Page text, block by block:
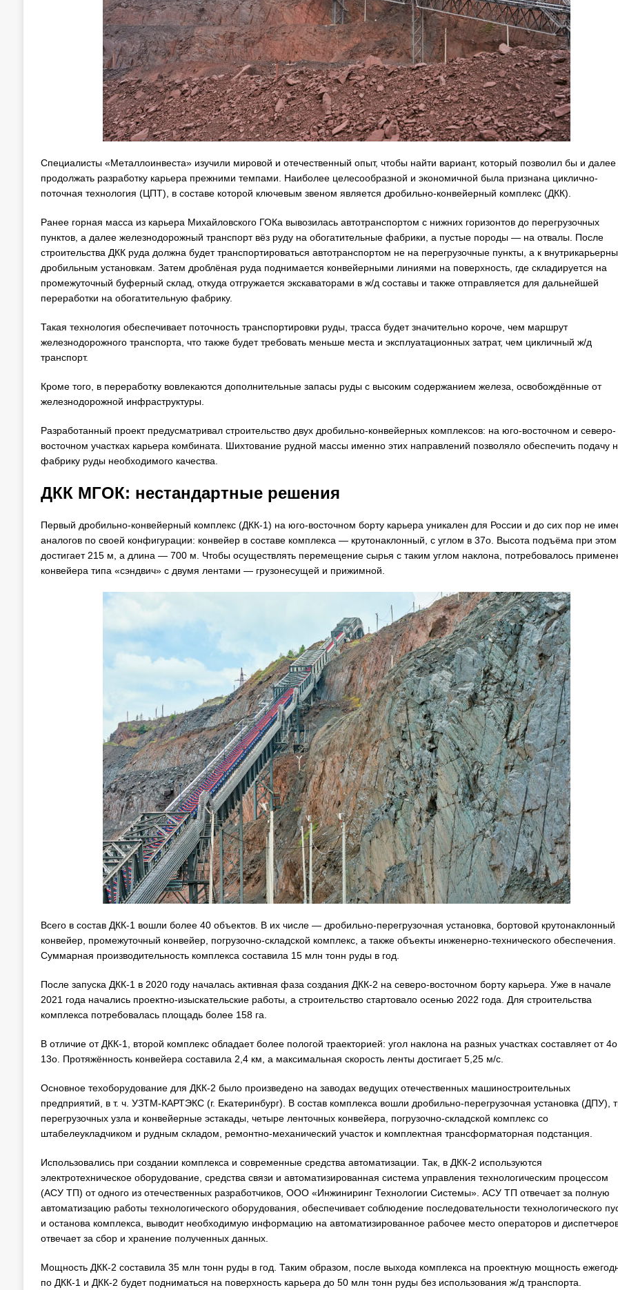
Специалисты «Металлоинвеста» изучили мировой и отечественный опыт, чтобы найти вариант, который позволил бы и далее
продолжать разработку карьера прежними темпами. Наиболее целесообразной и экономичной была признана циклично-
поточная технология (ЦПТ), в составе которой ключевым звеном является дробильно-конвейерный комплекс (ДКК).
Ранее горная масса из карьера Михайловского ГОКа вывозилась автотранспортом с нижних горизонтов до перегрузочных
пунктов, а далее железнодорожный транспорт вёз руду на обогатительные фабрики, а пустые породы — на отвалы. После
строительства ДКК руда должна будет транспортироваться автотранспортом не на перегрузочные пункты, а к
дробильным установкам. Затем дроблёная руда поднимается конвейерными линиями на поверхность, где складируется на
промежуточный буферный склад, откуда отгружается экскаваторами в ж/д составы и также отправляется для дальнейшей
переработки на обогатительную фабрику.
Такая технология обеспечивает поточность транспортировки руды, трасса будет значительно короче, чем маршрут
железнодорожного транспорта, что также будет требовать меньше места и эксплуатационных затрат, чем цикличный ж/д
транспорт.
Кроме того, в переработку вовлекаются дополнительные запасы руды с высоким содержанием железа, освобождённые от
железнодорожной инфраструктуры.
Разработанный проект предусматривал строительство двух дробильно-конвейерных комплексов: на юго-восточном и северо-
восточном участках карьера комбината. Шихтование рудной массы именно этих направлений позволяло обеспечить подачу
фабрику руды необходимого качества.
ДКК МГОК: нестандартные решения
Первый дробильно-конвейерный комплекс (ДКК-1) на юго-восточном борту карьера уникален для России и до сих пор не
аналогов по своей конфигурации: конвейер в составе комплекса — крутонаклонный, с углом в 37о. Высота подъёма при этом
достигает 215 м, а длина — 700 м. Чтобы осуществлять перемещение сырья с таким углом наклона, потребовалось
конвейера типа «сэндвич» с двумя лентами — грузонесущей и прижимной.
Всего в состав ДКК-1 вошли более 40 объектов. В их числе — дробильно-перегрузочная установка, бортовой крутонаклонный
конвейер, промежуточный конвейер, погрузочно-складской комплекс, а также объекты инженерно-технического обеспечения.
Суммарная производительность комплекса составила 15 млн тонн руды в год.
После запуска ДКК-1 в 2020 году началась активная фаза создания ДКК-2 на северо-восточном борту карьера. Уже в начале
2021 года начались проектно-изыскательские работы, а строительство стартовало осенью 2022 года. Для строительства
комплекса потребовалась площадь более 158 га.
В отличие от ДКК-1, второй комплекс обладает более пологой траекторией: угол наклона на разных участках составляет от
13о. Протяжённость конвейера составила 2,4 км, а максимальная скорость ленты достигает 5,25 м/с.
Основное техоборудование для ДКК-2 было произведено на заводах ведущих отечественных машиностроительных
предприятий, в т. ч. УЗТМ-КАРТЭКС (г. Екатеринбург). В состав комплекса вошли дробильно-перегрузочная установка (ДПУ),
перегрузочных узла и конвейерные эстакады, четыре ленточных конвейера, погрузочно-складской комплекс со
штабелеукладчиком и рудным складом, ремонтно-механический участок и комплектная трансформаторная подстанция.
Использовались при создании комплекса и современные средства автоматизации. Так, в ДКК-2 используются
электротехническое оборудование, средства связи и автоматизированная система управления технологическим процессом
(АСУ ТП) от одного из отечественных разработчиков, ООО «Инжиниринг Технологии Системы». АСУ ТП отвечает за полную
автоматизацию работы технологического оборудования, обеспечивает соблюдение последовательности технологического
и останова комплекса, выводит необходимую информацию на автоматизированное рабочее место операторов и
отвечает за сбор и хранение полученных данных.
Мощность ДКК-2 составила 35 млн тонн руды в год. Таким образом, после выхода комплекса на проектную мощность
по ДКК-1 и ДКК-2 будет подниматься на поверхность карьера до 50 млн тонн руды без использования ж/д транспорта.